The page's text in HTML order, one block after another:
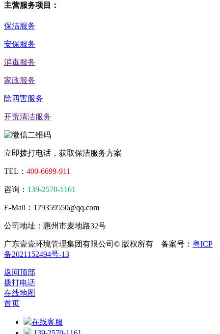
主营服务项目：
保洁服务
安保服务
消毒服务
家政服务
除四害服务
开荒清洁服务
立即拨打电话，获取保洁服务方案
TEL： 400-6699-911
咨询： 139-2570-1161
E-Mail：179359550@qq.com
公司地址：惠州市麦地路32号
广东壹壹环境管理集团有限公司© 版权所有 备案号： 粤ICP
备2021152494号-13
返回顶部
拨打电话
在线地图
首页
在线客服